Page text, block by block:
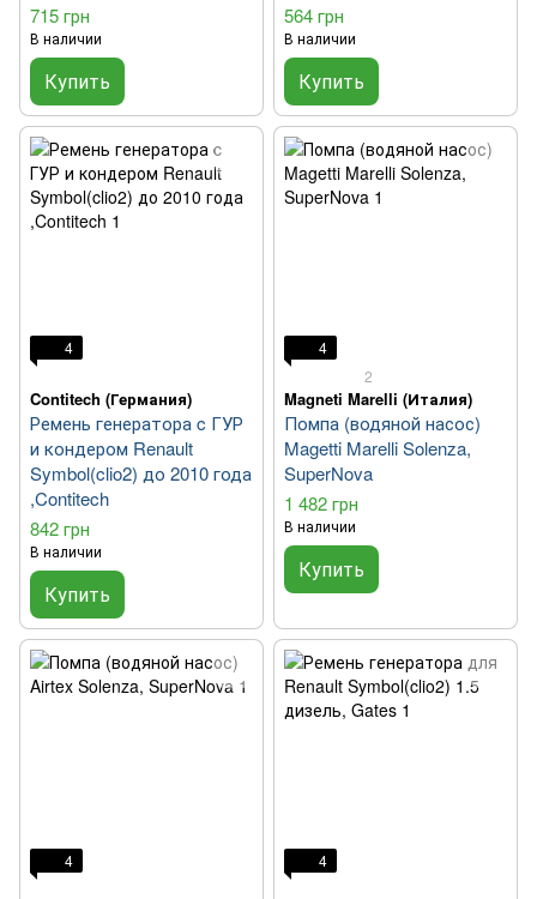
715 грн
В наличии
Купить
564 грн
В наличии
Купить
4
Contitech (Германия)
Ремень генератора c ГУР
и кондером Renault
Symbol(clio2) до 2010 года
,Contitech
842 грн
В наличии
Купить
4
2
Magneti Marelli (Италия)
Помпа (водяной насос)
Magetti Marelli Solenza,
SuperNova
1 482 грн
В наличии
Купить
4 4